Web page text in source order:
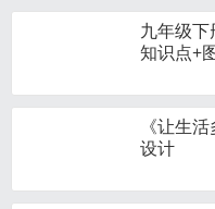
九年级下
知识点+
《让生
设计